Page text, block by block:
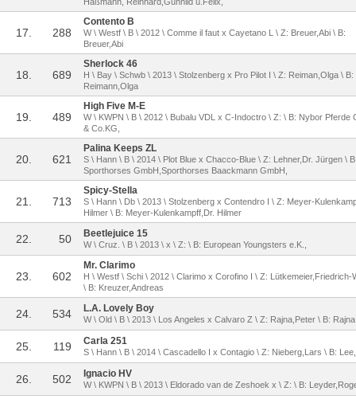
17. 288
Contento B
W \ Westf \ B \ 2012 \ Comme il faut x Cayetano L \ Z: Breuer,Abi \ B:
Breuer,Abi
18. 689
Sherlock 46
H \ Bay \ Schwb \ 2013 \ Stolzenberg x Pro Pilot I \ Z: Reiman,Olga \ B:
Reimann,Olga
19. 489
High Five M-E
W \ KWPN \ B \ 2012 \ Bubalu VDL x C-Indoctro \ Z: \ B: Nybor Pferde
& Co.KG,
20. 621
Palina Keeps ZL
S \ Hann \ B \ 2014 \ Plot Blue x Chacco-Blue \ Z: Lehner,Dr. Jürgen \
Sporthorses GmbH,Sporthorses Baackmann GmbH,
21. 713
Spicy-Stella
S \ Hann \ Db \ 2013 \ Stolzenberg x Contendro I \ Z: Meyer-
Hilmer \ B: Meyer-Kulenkampff,Dr. Hilmer
22. 50 Beetlejuice 15
W \ Cruz. \ B \ 2013 \ x \ Z: \ B: European Youngsters e.K.,
23. 602
Mr. Clarimo
H \ Westf \ Schi \ 2012 \ Clarimo x Corofino I \ Z: Lütkemeier,Friedrich-
\ B: Kreuzer,Andreas
24. 534 L.A. Lovely Boy
W \ Old \ B \ 2013 \ Los Angeles x Calvaro Z \ Z: Rajna,Peter \ B:
25. 119 Carla 251
S \ Hann \ B \ 2014 \ Cascadello I x Contagio \ Z: Nieberg,Lars \ B:
26. 502 Ignacio HV
W \ KWPN \ B \ 2013 \ Eldorado van de Zeshoek x \ Z: \ B: